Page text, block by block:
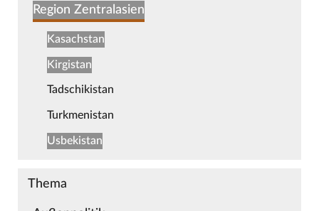
Region Zentralasien
Kasachstan
Kirgistan
Tadschikistan
Turkmenistan
Usbekistan
Thema